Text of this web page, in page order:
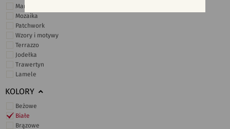
Marokańskie
Mozaika
Patchwork
Wzory i motywy
Terrazzo
Jodełka
Trawertyn
Lamele
KOLORY
Beżowe
Białe
Brązowe